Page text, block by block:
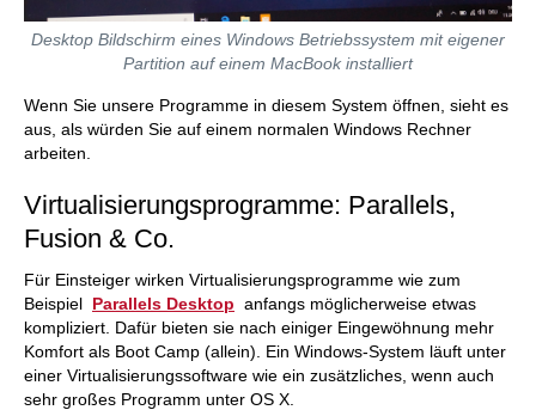
Desktop Bildschirm eines Windows Betriebssystem mit eigener
Partition auf einem MacBook installiert
Wenn Sie unsere Programme in diesem System öffnen, sieht es
aus, als würden Sie auf einem normalen Windows Rechner
arbeiten.
Virtualisierungsprogramme: Parallels,
Fusion & Co.
Für Einsteiger wirken Virtualisierungsprogramme wie zum
Beispiel Parallels Desktop anfangs möglicherweise etwas
kompliziert. Dafür bieten sie nach einiger Eingewöhnung mehr
Komfort als Boot Camp (allein). Ein Windows-System läuft unter
einer Virtualisierungssoftware wie ein zusätzliches, wenn auch
sehr großes Programm unter OS X.